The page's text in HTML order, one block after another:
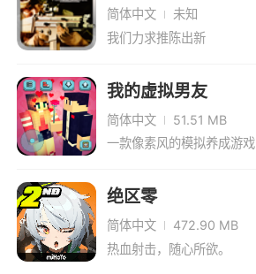
简体中文
未知
我们力求推陈出新
我的虚拟男友
简体中文
51.51 MB
一款像素风的模拟养成游戏
绝区零
简体中文
472.90 MB
热血射击，随心所欲。